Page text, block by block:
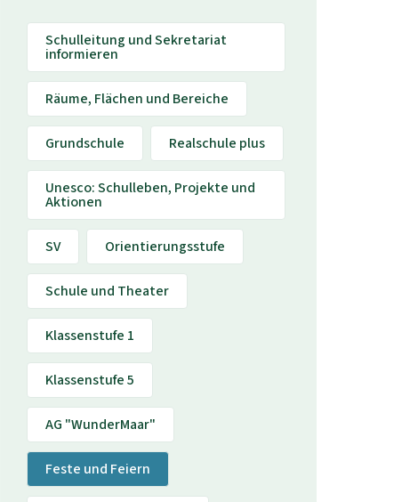
Schulleitung und Sekretariat
informieren
Räume, Flächen und Bereiche
Grundschule Realschule plus
Unesco: Schulleben, Projekte und
Aktionen
SV Orientierungsstufe
Schule und Theater
Klassenstufe 1
Klassenstufe 5
AG "WunderMaar"
Feste und Feiern